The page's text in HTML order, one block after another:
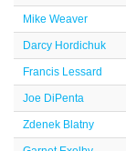
Mike Weaver
Darcy Hordichuk
Francis Lessard
Joe DiPenta
Zdenek Blatny